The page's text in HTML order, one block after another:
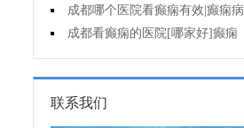
痫平时要注意什么?
成都哪个医院看癫痫有效|癫痫病
人能熬夜吗?
成都看癫痫的医院[哪家好]癫痫
病人生活中如何护理?
联系我们